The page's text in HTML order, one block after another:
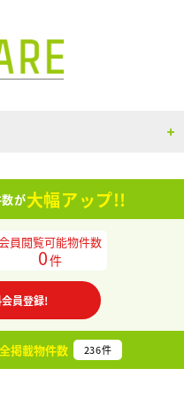
が大幅アップ!!
員閲覧可能物件数
0件
員登録!
全掲載物件数 236件